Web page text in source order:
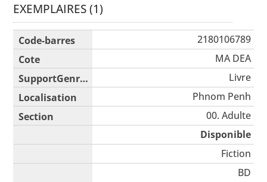
EXEMPLAIRES (1)
Liste des exemplaires
2180106789
MA DEA
Livre
Phnom Penh
00. Adulte
Disponible
Fiction
BD